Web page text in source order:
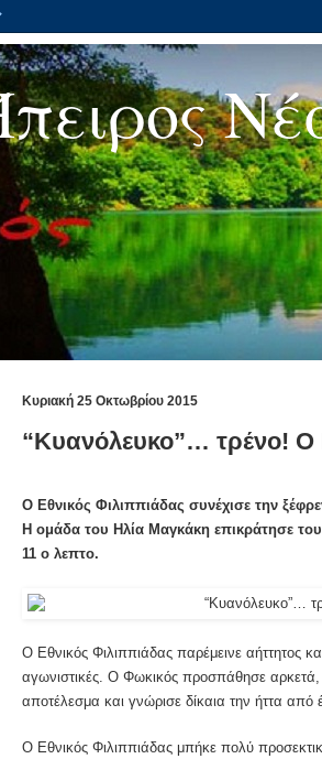
Κυριακή 25 Οκτωβρίου 2015
“Κυανόλευκο”… τρένο!
Ο Εθνικός Φιλιππιάδας συνέχισε την
Η ομάδα του Ηλία Μαγκάκη επικράτησε
11 ο λεπτο.
Ο Εθνικός Φιλιππιάδας παρέμεινε αήττητος
αγωνιστικές. Ο Φωκικός προσπάθησε
αποτέλεσμα και γνώρισε δίκαια την ήττα από
Ο Εθνικός Φιλιππιάδας μπήκε πολύ